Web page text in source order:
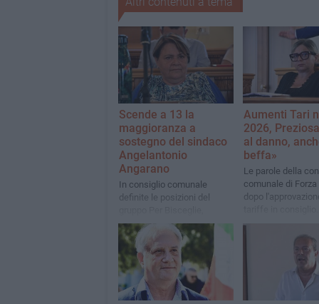
Scende a 13 la
maggioranza a
sostegno del sindaco
Angelantonio
Angarano
In consiglio comunale
definite le posizioni del
ufficialmente diviso:
Torchetti e Mazzilli passano
all'opposizione, non Cosmai
(come già comunicato) e la
neo-consigliera Gentile
Aumenti Tari
2026,
al danno,
beffa»
Le parole della
comunale di
dopo
comunale